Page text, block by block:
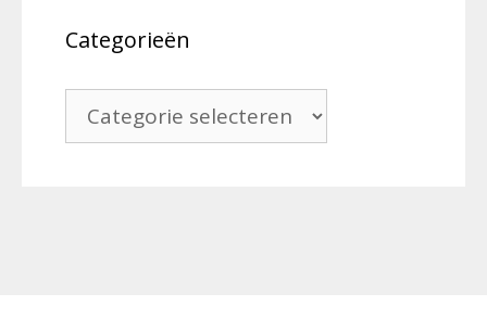
Categorieën
Categorieën